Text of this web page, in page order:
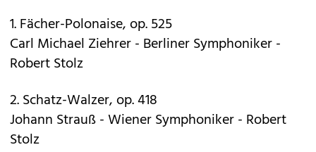
1. Fächer-Polonaise, op. 525
Carl Michael Ziehrer - Berliner Symphoniker -
Robert Stolz
2. Schatz-Walzer, op. 418
Johann Strauß - Wiener Symphoniker - Robert
Stolz